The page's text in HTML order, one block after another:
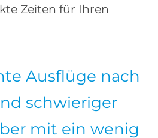
Zeiten für Ihren
Ausflüge nach
schwieriger
mit ein wenig